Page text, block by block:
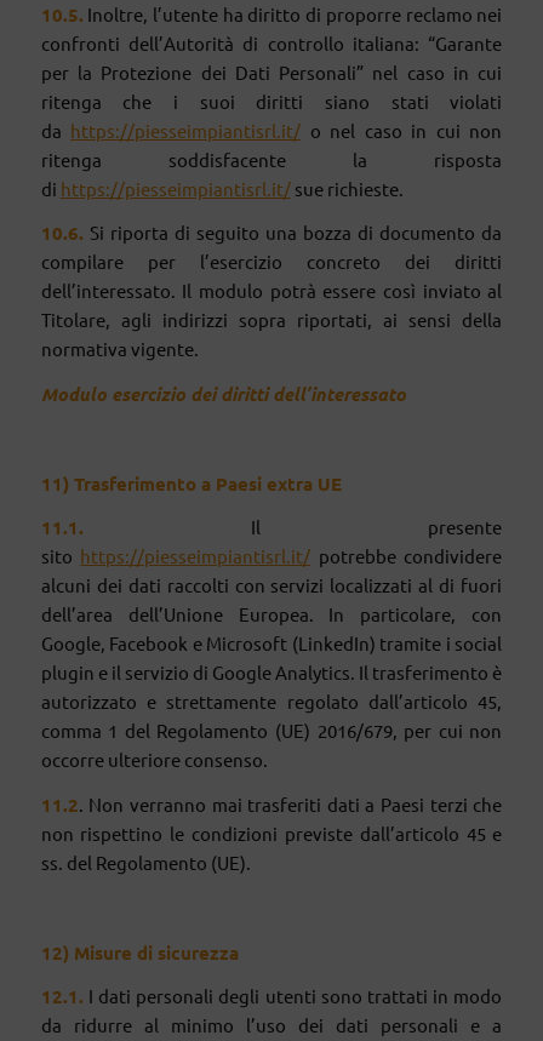
10.5. Inoltre, l’utente ha diritto di proporre reclamo nei
confronti dell’Autorità di controllo italiana: “Garante
per la Protezione dei Dati Personali” nel caso in cui
ritenga che i suoi diritti siano stati violati
da https://piesseimpiantisrl.it/ o nel caso in cui non
ritenga soddisfacente la risposta
di https://piesseimpiantisrl.it/sue richieste.
10.6. Si riporta di seguito una bozza di documento da
compilare per l’esercizio concreto dei diritti
dell’interessato. Il modulo potrà essere così inviato al
Titolare, agli indirizzi sopra riportati, ai sensi della
normativa vigente.
Modulo esercizio dei diritti dell’interessato
11) Trasferimento a Paesi extra UE
1 1.1. Il presente
sito https://piesseimpiantisrl.it/ potrebbe condividere
alcuni dei dati raccolti con servizi localizzati al di fuori
dell’area dell’Unione Europea. In particolare, con
Google, Facebook e Microsoft (LinkedIn) tramite i social
plugin e il servizio di Google Analytics. Il trasferimento è
autorizzato e strettamente regolato dall’articolo 45,
comma 1 del Regolamento (UE) 2016/679, per cui non
occorre ulteriore consenso.
1 1.2. Non verranno mai trasferiti dati a Paesi terzi che
non rispettino le condizioni previste dall’articolo 45 e
ss. del Regolamento (UE).
12) Misure di sicurezza
1 2.1. I dati personali degli utenti sono trattati in modo
da ridurre al minimo l’uso dei dati personali e a